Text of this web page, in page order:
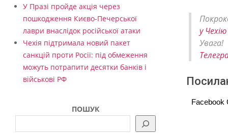
е
у
Facebook
У Празі пройде акція через
пошкодження Києво-Печерської
лаври внаслідок російської атаки
Чехія підтримала новий пакет
санкцій проти Росії: під обмеження
можуть потрапити десятки банків і
військові РФ
ПОШУК